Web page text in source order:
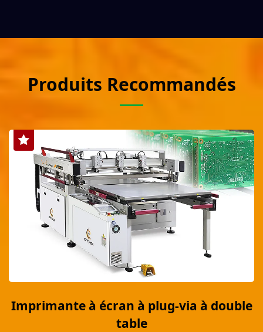
Produits Recommandés
Imprimante à écran à plug-via à double
table